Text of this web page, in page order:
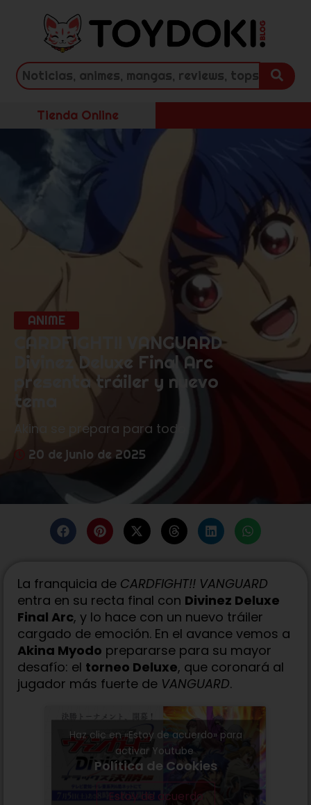
Tienda Online
ANIME
CARDFIGHT!! VANGUARD
Divinez Deluxe Final Arc
presenta tráiler y nuevo
tema
Akina se prepara para todo
20 de junio de 2025
La franquicia de CARDFIGHT!! VANGUARD
entra en su recta final con Divinez Deluxe
Final Arc, y lo hace con un nuevo tráiler
cargado de emoción. En el avance vemos a
Akina Myodo prepararse para su mayor
desafío: el torneo Deluxe, que coronará al
jugador más fuerte de VANGUARD.
Haz clic en «Estoy de acuerdo» para
activar Youtube
Política de Cookies
Estoy de acuerdo